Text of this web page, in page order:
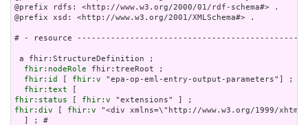
@prefix rdfs: <http://www.w3.org/2000/01/rdf-schema#> .
@prefix xsd: <http://www.w3.org/2001/XMLSchema#> .
# - resource
a fhir:StructureDefinition ;
fhir:nodeRole fhir:treeRoot ;
fhir:id
[ fhir:v "epa-op-eml-entry-output-parameters"] ; #
fhir:text
fhir:status [ fhir:v
fhir:div [ fhir:v "<div